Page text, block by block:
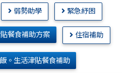
弱勢助學 緊急紓困
餐食補助方案 住宿補助
。生活津貼餐食補助